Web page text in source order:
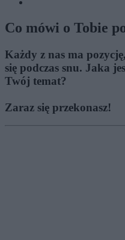
Co mówi o Tobie
Każdy z nas ma
się podczas snu. Jaka
Twój temat?
Zaraz się przekonasz!